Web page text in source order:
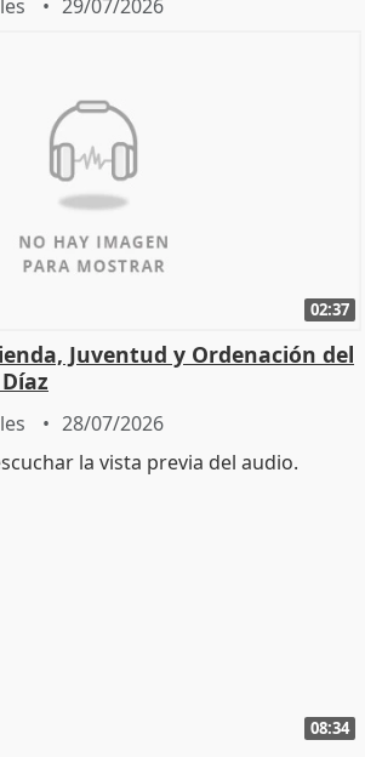
29/07/2026
02:37
Juventud y Ordenación del
28/07/2026
08:34